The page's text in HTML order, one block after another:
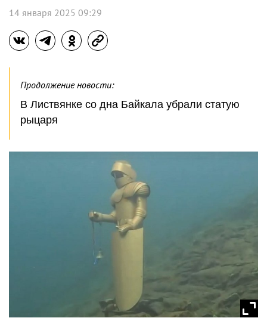
14 января 2025 09:29
Продолжение новости:
В Листвянке со дна Байкала убрали статую
рыцаря